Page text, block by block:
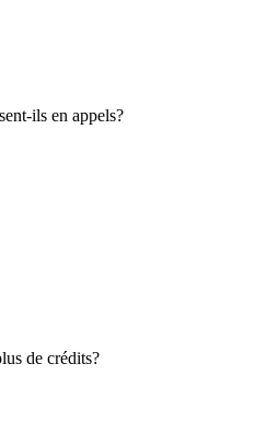
ils en appels?
de crédits?